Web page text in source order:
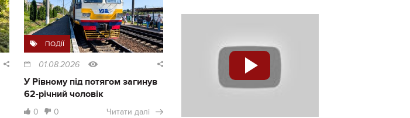
ПОДІЇ
01.08.2026
У Рівному під потягом загинув
62-річний чоловік
0 0 Читати далі